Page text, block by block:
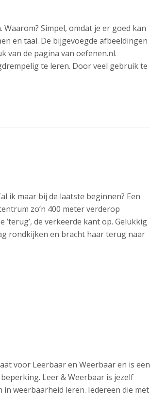
Simpel, omdat je er goed kan
en taal. De bijgevoegde afbeeldingen
van de pagina van oefenen.nl.
te leren. Door veel gebruik te
ik maar bij de laatste beginnen? Een
zo’n 400 meter verderop
de verkeerde kant op. Gelukkig
rondkijken en bracht haar terug naar
voor Leerbaar en Weerbaar en is een
Leer & Weerbaar is jezelf
weerbaarheid leren. Iedereen die met